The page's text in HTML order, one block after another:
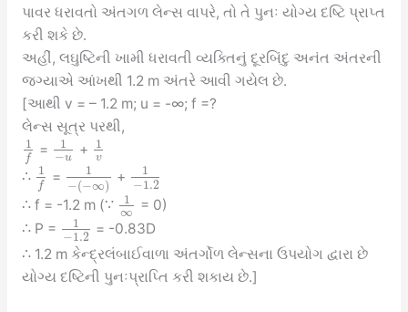
પાવર ધરાવતો અંતગળ લેન્સ વાપરે, તો તે પુનઃ યોગ્ય દષ્ટિ પ્રાપ્ત
કરી શકે છે.
અહીં, લઘુષ્ટિની ખામી ધરાવતી વ્યક્તિનું દૂરબિંદુ અનંત અંતરની
જગ્યાએ આંખથી 1.2 m અંતરે આવી ગયેલ છે.
[આથી v = – 1.2 m; u = -∞; f =?
લેન્સ સૂત્ર પરથી,
1
f
=
1
−u + 1
v
∴ 1
f
=
1
−(−∞)
+
1
−1.2
∴ f = -1.2 m (∵
1
∞
= 0)
∴ P =
1
−1.2 = -0.83D
∴ 1.2 m કેન્દ્રલંબાઈવાળા અંતર્ગોળ લેન્સના ઉપયોગ દ્વારા છે
યોગ્ય દષ્ટિની પુનઃપ્રાપ્તિ કરી શકાય છે.]